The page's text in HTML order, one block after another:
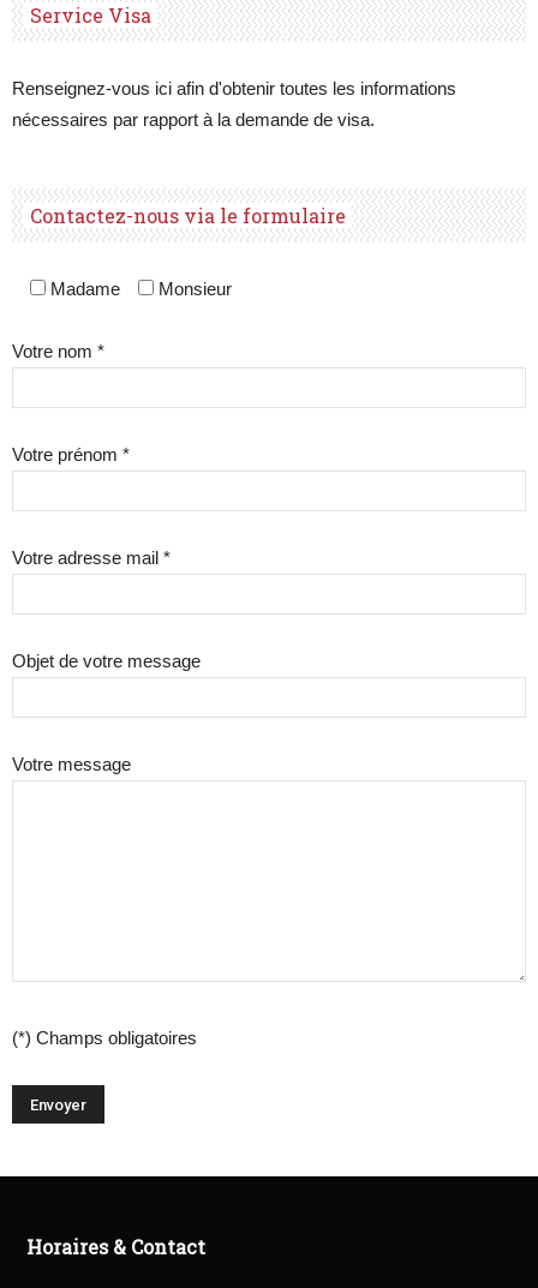
Service Visa
Renseignez-vous ici afin d'obtenir toutes les informations
nécessaires par rapport à la demande de visa.
Contactez-nous via le formulaire
Madame Monsieur
Votre nom *
Votre prénom *
Votre adresse mail *
Objet de votre message
Votre message
(*) Champs obligatoires
Horaires & Contact